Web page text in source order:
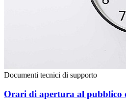
Documenti tecnici di supporto
Orari di apertura al pubblico